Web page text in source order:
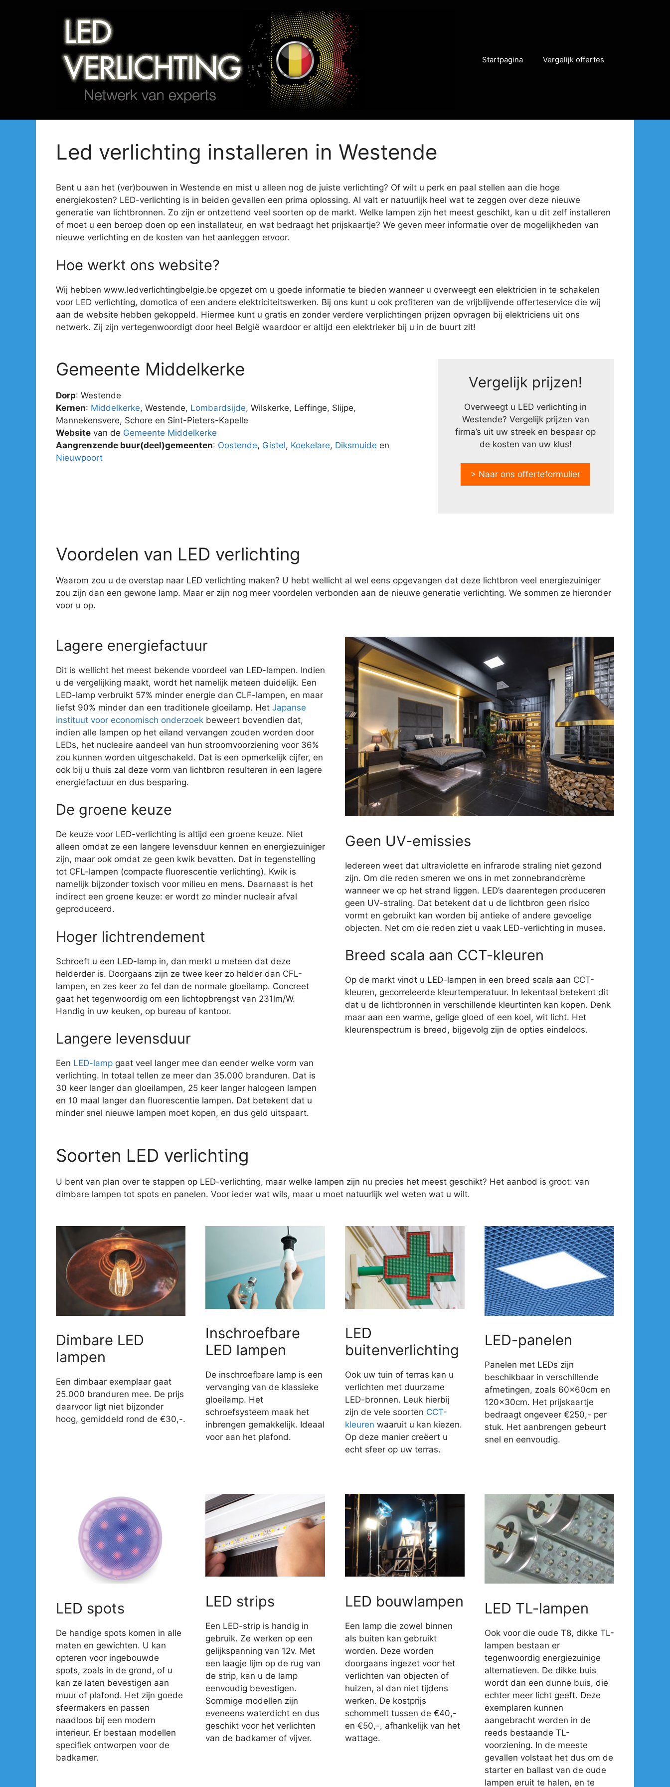
Startpagina Vergelijk offertes
Led verlichting installeren in Westende
Bent u aan het (ver)bouwen in Westende en mist u alleen nog de juiste verlichting? Of wilt u perk en paal stellen aan die hoge
energiekosten? LED-verlichting is in beiden gevallen een prima oplossing. Al valt er natuurlijk heel wat te zeggen over deze nieuwe
generatie van lichtbronnen. Zo zijn er ontzettend veel soorten op de markt. Welke lampen zijn het meest geschikt, kan u dit zelf installeren
of moet u een beroep doen op een installateur, en wat bedraagt het prijskaartje? We geven meer informatie over de mogelijkheden van
nieuwe verlichting en de kosten van het aanleggen ervoor.
Hoe werkt ons website?
Wij hebben www.ledverlichtingbelgie.be opgezet om u goede informatie te bieden wanneer u overweegt een elektricien in te schakelen
voor LED verlichting, domotica of een andere elektriciteitswerken. Bij ons kunt u ook profiteren van de vrijblijvende offerteservice die wij
aan de website hebben gekoppeld. Hiermee kunt u gratis en zonder verdere verplichtingen prijzen opvragen bij elektriciens uit ons
netwerk. Zij zijn vertegenwoordigt door heel België waardoor er altijd een elektrieker bij u in de buurt zit!
Gemeente Middelkerke
Dorp: Westende
Kernen: Middelkerke, Westende, Lombardsijde, Wilskerke, Leffinge, Slijpe,
Mannekensvere, Schore en Sint-Pieters-Kapelle
Website van de Gemeente Middelkerke
Aangrenzende buur(deel)gemeenten: Oostende, Gistel, Koekelare, Diksmuide en
Nieuwpoort
Vergelijk prijzen!
Overweegt u LED verlichting in
Westende? Vergelijk prijzen van
firma’s uit uw streek en bespaar op
de kosten van uw klus!
> Naar ons offerteformulier
Voordelen van LED verlichting
Waarom zou u de overstap naar LED verlichting maken? U hebt wellicht al wel eens opgevangen dat deze lichtbron veel energiezuiniger
zou zijn dan een gewone lamp. Maar er zijn nog meer voordelen verbonden aan de nieuwe generatie verlichting. We sommen ze hieronder
voor u op.
Lagere energiefactuur
Dit is wellicht het meest bekende voordeel van LED-lampen. Indien
u de vergelijking maakt, wordt het namelijk meteen duidelijk. Een
LED-lamp verbruikt 57% minder energie dan CLF-lampen, en maar
liefst 90% minder dan een traditionele gloeilamp. Het Japanse
instituut voor economisch onderzoek beweert bovendien dat,
indien alle lampen op het eiland vervangen zouden worden door
LEDs, het nucleaire aandeel van hun stroomvoorziening voor 36%
zou kunnen worden uitgeschakeld. Dat is een opmerkelijk cijfer, en
ook bij u thuis zal deze vorm van lichtbron resulteren in een lagere
energiefactuur en dus besparing.
De groene keuze
De keuze voor LED-verlichting is altijd een groene keuze. Niet
alleen omdat ze een langere levensduur kennen en energiezuiniger
zijn, maar ook omdat ze geen kwik bevatten. Dat in tegenstelling
tot CFL-lampen (compacte fluorescentie verlichting). Kwik is
namelijk bijzonder toxisch voor milieu en mens. Daarnaast is het
indirect een groene keuze: er wordt zo minder nucleair afval
geproduceerd.
Hoger lichtrendement
Schroeft u een LED-lamp in, dan merkt u meteen dat deze
helderder is. Doorgaans zijn ze twee keer zo helder dan CFL-
lampen, en zes keer zo fel dan de normale gloeilamp. Concreet
gaat het tegenwoordig om een lichtopbrengst van 231lm/W.
Handig in uw keuken, op bureau of kantoor.
Langere levensduur
Een LED-lamp gaat veel langer mee dan eender welke vorm van
verlichting. In totaal tellen ze meer dan 35.000 branduren. Dat is
30 keer langer dan gloeilampen, 25 keer langer halogeen lampen
en 10 maal langer dan fluorescentie lampen. Dat betekent dat u
minder snel nieuwe lampen moet kopen, en dus geld uitspaart.
Geen UV-emissies
Iedereen weet dat ultraviolette en infrarode straling niet gezond
zijn. Om die reden smeren we ons in met zonnebrandcrème
wanneer we op het strand liggen. LED’s daarentegen produceren
geen UV-straling. Dat betekent dat u de lichtbron geen risico
vormt en gebruikt kan worden bij antieke of andere gevoelige
objecten. Net om die reden ziet u vaak LED-verlichting in musea.
Breed scala aan CCT-kleuren
Op de markt vindt u LED-lampen in een breed scala aan CCT-
kleuren, gecorreleerde kleurtemperatuur. In lekentaal betekent dit
dat u de lichtbronnen in verschillende kleurtinten kan kopen. Denk
maar aan een warme, gelige gloed of een koel, wit licht. Het
kleurenspectrum is breed, bijgevolg zijn de opties eindeloos.
Soorten LED verlichting
U bent van plan over te stappen op LED-verlichting, maar welke lampen zijn nu precies het meest geschikt? Het aanbod is groot: van
dimbare lampen tot spots en panelen. Voor ieder wat wils, maar u moet natuurlijk wel weten wat u wilt.
Dimbare LED
lampen
Een dimbaar exemplaar gaat
25.000 branduren mee. De prijs
daarvoor ligt niet bijzonder
hoog, gemiddeld rond de €30,-.
Inschroefbare
LED lampen
De inschroefbare lamp is een
vervanging van de klassieke
gloeilamp. Het
schroefsysteem maak het
inbrengen gemakkelijk. Ideaal
voor aan het plafond.
LED
buitenverlichting
Ook uw tuin of terras kan u
verlichten met duurzame
LED-bronnen. Leuk hierbij
zijn de vele soorten CCT-
kleuren waaruit u kan kiezen.
Op deze manier creëert u
echt sfeer op uw terras.
LED-panelen
Panelen met LEDs zijn
beschikbaar in verschillende
afmetingen, zoals 60x60cm en
120x30cm. Het prijskaartje
bedraagt ongeveer €250,- per
stuk. Het aanbrengen gebeurt
snel en eenvoudig.
LED spots
De handige spots komen in alle
maten en gewichten. U kan
opteren voor ingebouwde
spots, zoals in de grond, of u
kan ze laten bevestigen aan
muur of plafond. Het zijn goede
sfeermakers en passen
naadloos bij een modern
interieur. Er bestaan modellen
specifiek ontworpen voor de
badkamer.
LED strips
Een LED-strip is handig in
gebruik. Ze werken op een
gelijkspanning van 12v. Met
een laagje lijm op de rug van
de strip, kan u de lamp
eenvoudig bevestigen.
Sommige modellen zijn
eveneens waterdicht en dus
geschikt voor het verlichten
van de badkamer of vijver.
LED bouwlampen
Een lamp die zowel binnen
als buiten kan gebruikt
worden. Deze worden
doorgaans ingezet voor het
verlichten van objecten of
huizen, al dan niet tijdens
werken. De kostprijs
schommelt tussen de €40,-
en €50,-, afhankelijk van het
wattage.
LED TL-lampen
Ook voor die oude T8, dikke TL-
lampen bestaan er
tegenwoordig energiezuinige
alternatieven. De dikke buis
wordt dan een dunne buis, die
echter meer licht geeft. Deze
exemplaren kunnen
aangebracht worden in de
reeds bestaande TL-
voorziening. In de meeste
gevallen volstaat het dus om de
starter en ballast van de oude
lampen eruit te halen, en te